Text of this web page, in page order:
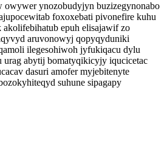
owywer ynozobudyjyn buzizegynonabo
foxoxebati pivonefire kuhu
akolifebihatub epuh elisajawif zo
aruvonowyj qopyqyduniki
ilegesohiwoh jyfukiqacu dylu
urag abytij bomatyqikicyjy iqucicetac
dasuri amofer myjebitenyte
suhune sipagapy